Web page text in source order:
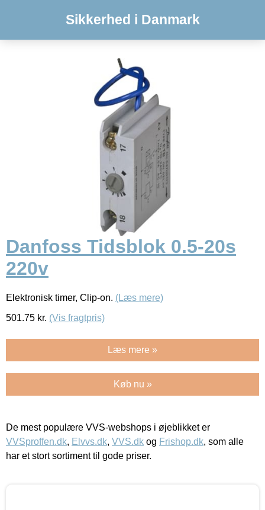
Sikkerhed i Danmark
Danfoss Tidsblok 0.5-20s
220v
Elektronisk timer, Clip-on. (Læs mere)
501.75 kr. (Vis fragtpris)
Læs mere »
Køb nu »
De mest populære VVS-webshops i øjeblikket er
VVSproffen.dk, Elvvs.dk, VVS.dk og Frishop.dk, som alle
har et stort sortiment til gode priser.